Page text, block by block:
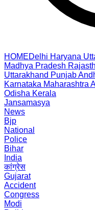
HOMEDelhi Haryana
Madhya Pradesh
Uttarakhand Punjab
Karnataka Maharashtra
Odisha Kerala
Jansamasya
News
Bjp
National
Police
Bihar
India
कांग्रेस
Gujarat
Accident
Congress
Modi